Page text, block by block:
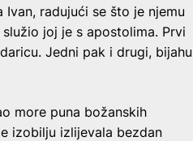
radujući se što je njemu
joj je s apostolima. Prvi
Jedni pak i drugi, bijahu
more puna božanskih
izobilju izlijevala bezdan